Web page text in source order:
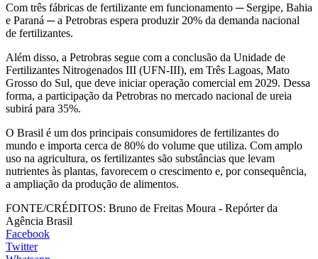
Com três fábricas de fertilizante em funcionamento ─ Sergipe, Bahia
e Paraná ─ a Petrobras espera produzir 20% da demanda nacional
de fertilizantes.
Além disso, a Petrobras segue com a conclusão da Unidade de
Fertilizantes Nitrogenados III (UFN-III), em Três Lagoas, Mato
Grosso do Sul, que deve iniciar operação comercial em 2029. Dessa
forma, a participação da Petrobras no mercado nacional de ureia
subirá para 35%.
O Brasil é um dos principais consumidores de fertilizantes do
mundo e importa cerca de 80% do volume que utiliza. Com amplo
uso na agricultura, os fertilizantes são substâncias que levam
nutrientes às plantas, favorecem o crescimento e, por consequência,
a ampliação da produção de alimentos.
FONTE/CRÉDITOS: Bruno de Freitas Moura - Repórter da
Agência Brasil
Facebook
Twitter